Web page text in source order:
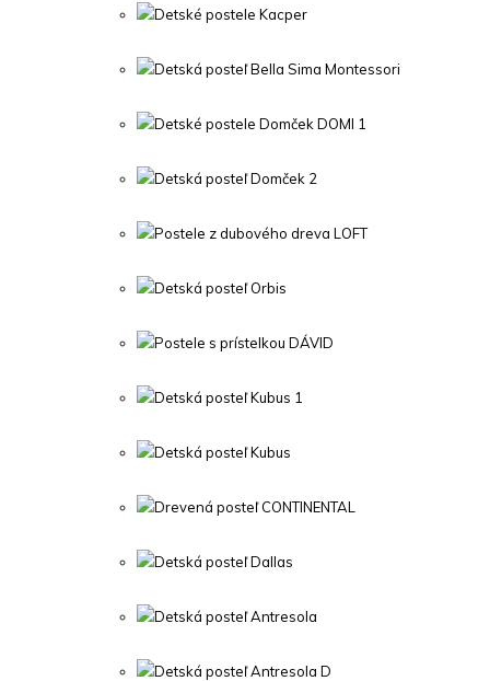
Detské postele Kacper
Detská posteľ Bella Sima Montessori
Detské postele Domček DOMI 1
Detská posteľ Domček 2
Postele z dubového dreva LOFT
Detská posteľ Orbis
Postele s prístelkou DÁVID
Detská posteľ Kubus 1
Detská posteľ Kubus
Drevená posteľ CONTINENTAL
Detská posteľ Dallas
Detská posteľ Antresola
Detská posteľ Antresola D